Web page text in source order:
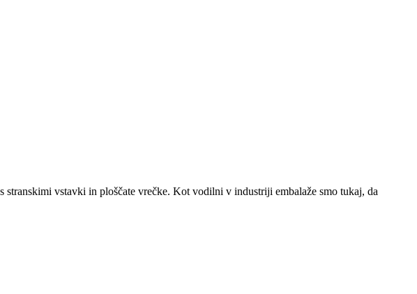
vstavki in ploščate vrečke. Kot vodilni v industriji embalaže smo tukaj, da